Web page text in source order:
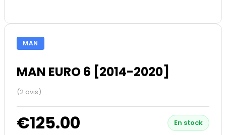
MAN
MAN EURO 6 [2014-2020]
(2 avis)
€125.00 En stock